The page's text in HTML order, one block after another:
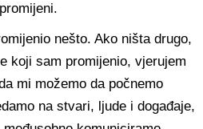
nešto. Ako ništa drugo,
koji sam promijenio, vjerujem
mi možemo da počnemo
na stvari, ljude i događaje,